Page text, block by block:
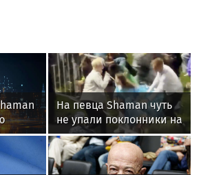
На певца Shaman чуть
не упали поклонники на
концерте